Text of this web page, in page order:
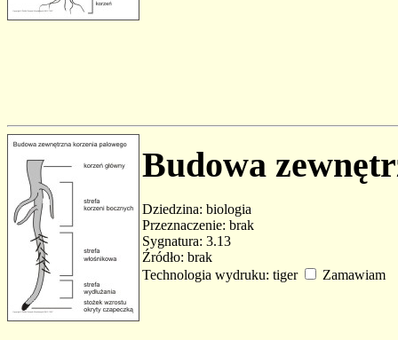
Budowa
Dziedzina: biologia
Przeznaczenie: brak
Sygnatura: 3.13
Źródło: brak
Technologia wydruku: tiger
Zamawiam